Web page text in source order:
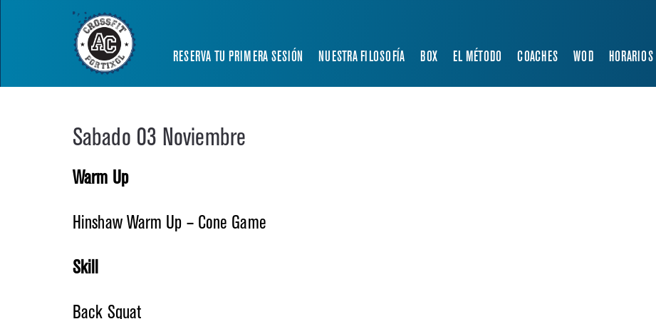
RESERVA TU PRIMERA SESIÓN NUESTRA FILOSOFÍA BOX EL MÉTODO COACHES WOD HORARIOS
Sabado 03 Noviembre
Warm Up
Hinshaw Warm Up – Cone Game
Skill
Back Squat